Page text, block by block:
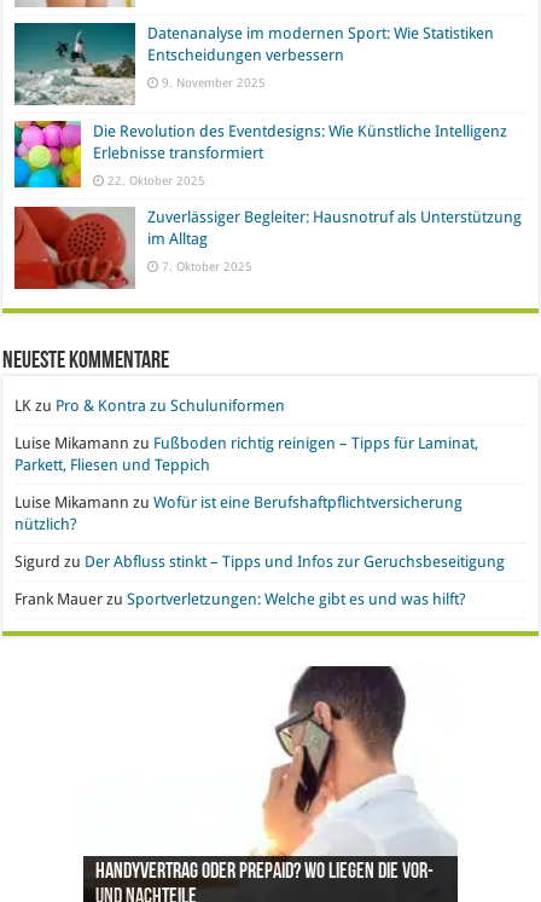
Datenanalyse im modernen Sport: Wie Statistiken
Entscheidungen verbessern
9. November 2025
Die Revolution des Eventdesigns: Wie Künstliche Intelligenz
Erlebnisse transformiert
22. Oktober 2025
Zuverlässiger Begleiter: Hausnotruf als Unterstützung
im Alltag
7. Oktober 2025
Neueste Kommentare
LK zu Pro & Kontra zu Schuluniformen
Luise Mikamann zu Fußboden richtig reinigen – Tipps für Laminat,
Parkett, Fliesen und Teppich
Luise Mikamann zuWofür ist eine Berufshaftpflichtversicherung
nützlich?
Sigurd zu Der Abfluss stinkt – Tipps und Infos zur Geruchsbeseitigung
Frank Mauer zuSportverletzungen: Welche gibt es und was hilft?
Handyvertrag oder Prepaid? Wo liegen die Vor-
Nachgefragt: Ist Gold eine geeignete
Büroeinrichtung und IT leasen: Hier liegen die
Pro & Kontra – künstliche Pflanzen vs. echte
Synthetische Kleidung – Vor- und Nachteile von